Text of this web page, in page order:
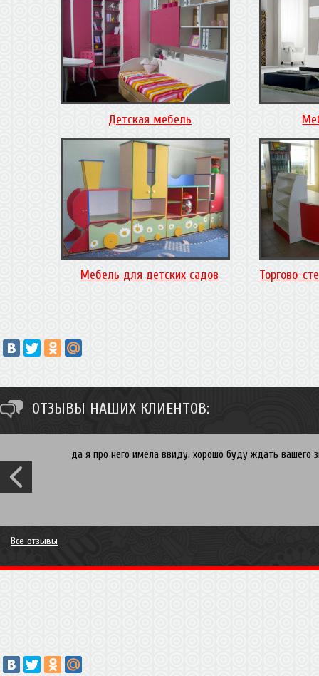
Детская мебель
Мебель для детских садов Торгово-
ОТЗЫВЫ НАШИХ КЛИЕНТОВ:
Спасибо Ирина. Вы хотите встроенный в нишу шкаф
Все отзывы